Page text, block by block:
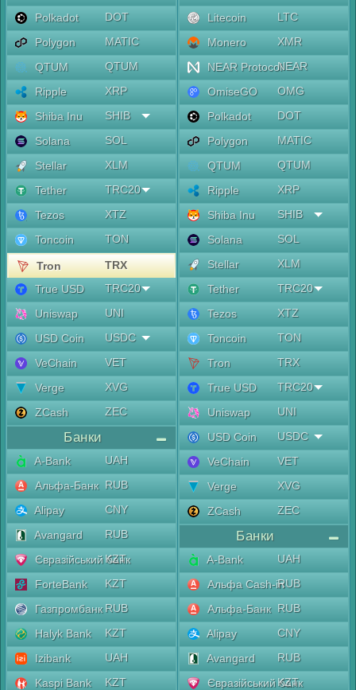
Polkadot
DOT
Polygon
MATIC
QTUM
QTUM
Ripple
XRP
Shiba Inu
SHIB
Solana
SOL
Stellar
XLM
Tether
TRC20
Tezos
XTZ
Toncoin
TON
Tron
TRX
True USD
TRC20
Uniswap
UNI
USD Coin
USDC
VeChain
VET
Verge
XVG
ZCash
ZEC
Банки
A-Bank
UAH
Альфа-Банк RUB
Alipay
CNY
Avangard
RUB
Євразійський банк
KZT
ForteBank
KZT
Газпромбанк RUB
Halyk Bank
KZT
Izibank
UAH
Kaspi Bank
KZT
Litecoin
LTC
Monero
XMR
NEAR ProtocolNEAR
OmiseGO
OMG
Polkadot
DOT
Polygon
MATIC
QTUM
QTUM
Ripple
XRP
Shiba Inu
SHIB
Solana
SOL
Stellar
XLM
Tether
TRC20
Tezos
XTZ
Toncoin
TON
Tron
TRX
True USD
TRC20
Uniswap
UNI
USD Coin
USDC
VeChain
VET
Verge
XVG
ZCash
ZEC
Банки
A-Bank
UAH
Альфа Cash-inRUB
Альфа-Банк RUB
Alipay
CNY
Avangard
RUB
Євразійський банк
KZT